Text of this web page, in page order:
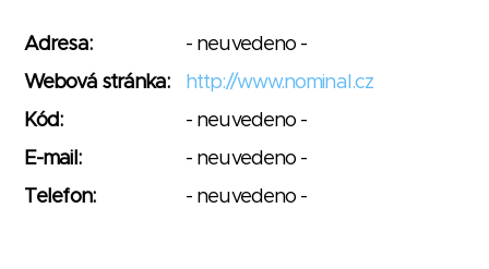
Adresa:
- neuvedeno -
Webová stránka:
http://www.nominal.cz
Kód:
- neuvedeno -
E-mail:
- neuvedeno -
Telefon:
- neuvedeno -